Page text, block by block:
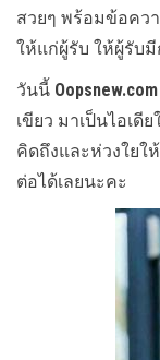
สวยๆ พร้อมข้อคว
ให้แก่ผู้รับ ให้ผู้รับ
วันนี้ Oopsnew.com
เขียว มาเป็นไอเ
คิดถึงและห่วงใย
ต่อได้เลยนะคะ